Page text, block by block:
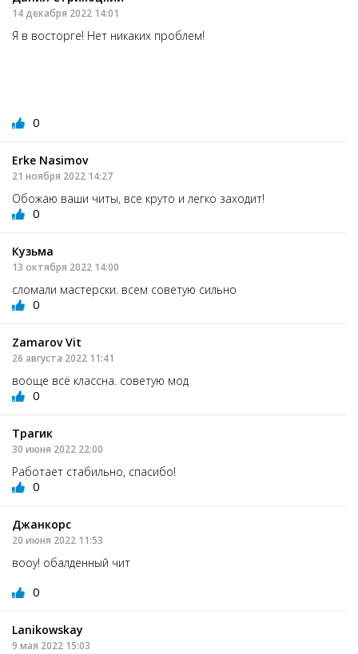
14 декабря 2022 14:01
Я в восторге! Нет никаких проблем!
0
Erke Nasimov
21 ноября 2022 14:27
Обожаю ваши читы, все круто и легко заходит!
0
Кузьма
13 октября 2022 14:00
сломали мастерски. всем советую сильно
0
Zamarov Vit
26 августа 2022 11:41
вооще всё классна. советую мод
0
Трагик
30 июня 2022 22:00
Работает стабильно, спасибо!
0
Джанкорс
20 июня 2022 11:53
вооу! обалденный чит
0
Lanikowskay
9 мая 2022 15:03